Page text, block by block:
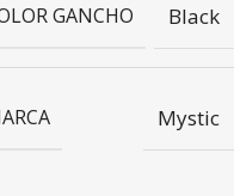
GANCHO Black
Mystic